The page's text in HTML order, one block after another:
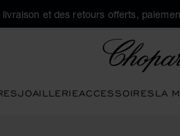
livraison et des retours offerts,
JOAILLERIEACCESSOIRESLA